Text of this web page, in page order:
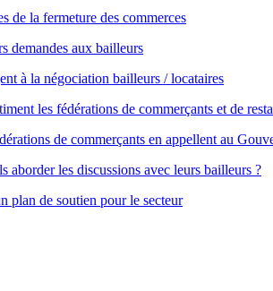
de la fermeture des commerces
demandes aux bailleurs
à la négociation bailleurs / locataires
les fédérations de commerçants et de
de commerçants en appellent au
aborder les discussions avec leurs bailleurs ?
plan de soutien pour le secteur